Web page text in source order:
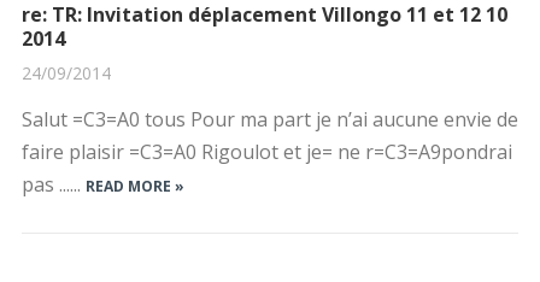
re: TR: Invitation déplacement Villongo 11 et 12 10
2014
24/09/2014
Salut =C3=A0 tous Pour ma part je n’ai aucune envie de
faire plaisir =C3=A0 Rigoulot et je= ne r=C3=A9pondrai
pas ...... READ MORE »